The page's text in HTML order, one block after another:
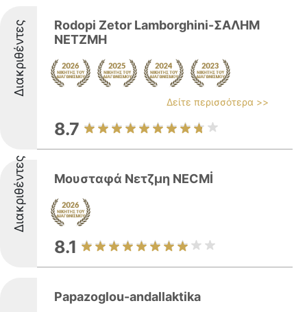
Διακριθέντες
Rodopi Zetor Lamborghini-ΣΑΛΗΜ
ΝΕΤΖΜΗ
Δείτε περισσότερα >>
8.7
Διακριθέντες Μουσταφά Νετζμη NECMİ
8.1
Papazoglou-andallaktika